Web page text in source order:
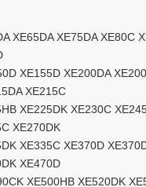
XE65DA XE75DA XE80C
XE155D XE200DA
XE215C
XE225DK XE230C
XE270DK
XE335C XE370D
XE470D
XE500HB XE520DK